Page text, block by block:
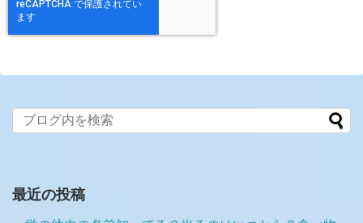
最近の投稿